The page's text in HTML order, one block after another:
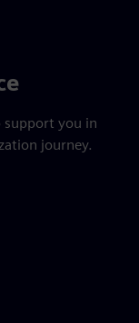
you in
journey.